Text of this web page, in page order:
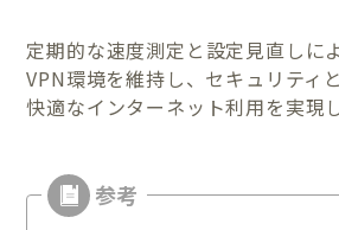
定期的な速度測定と設定見直しに
VPN環境を維持し、セキュリティ
快適なインターネット利用を実現